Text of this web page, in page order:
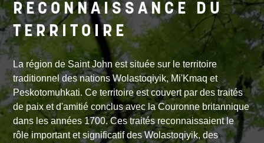
RECONNAISSANCE DU
TERRITOIRE
La région de Saint John est située sur le territoire
traditionnel des nations Wolastoqiyik, Mi'Kmaq et
Peskotomuhkati. Ce territoire est couvert par des traités
de paix et d'amitié conclus avec la Couronne britannique
dans les années 1700. Ces traités reconnaissaient le
rôle important et significatif des Wolastoqiyik, des